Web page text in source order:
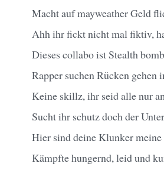
Macht auf mayweather Geld
Ahh ihr fickt nicht mal fiktiv,
Dieses collabo ist Stealth
Rapper suchen Rücken gehen
Keine skillz, ihr seid alle nur
Sucht ihr schutz doch der
Hier sind deine Klunker
Kämpfte hungernd, leid und